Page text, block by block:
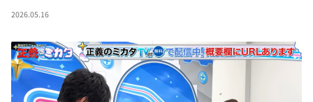
これ余談なんですけど・・・
て真剣です
探偵！ナイトスクープ
news おかえり
2026.05.16